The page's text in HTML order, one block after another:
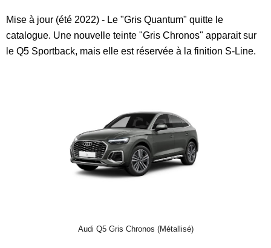
Mise à jour (été 2022) - Le "Gris Quantum" quitte le
catalogue. Une nouvelle teinte "Gris Chronos" apparait sur
le Q5 Sportback, mais elle est réservée à la finition S-Line.
Audi Q5 Gris Chronos (Métallisé)